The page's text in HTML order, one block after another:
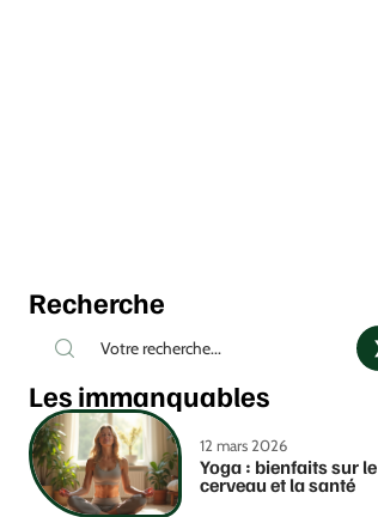
Recherche
Les immanquables
12 mars 2026
Yoga : bienfaits sur le
cerveau et la santé